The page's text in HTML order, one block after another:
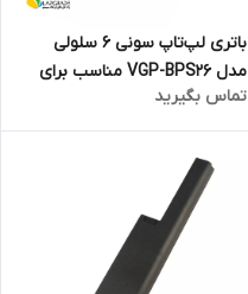
باتری لپ‌تاپ سونی 6 سلولی
مدل VGP-BPS26 مناسب برای
لپ تاپ Sony VAIO SVE14
تماس بگیرید